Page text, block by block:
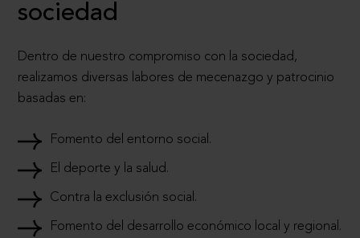
sociedad
Dentro de nuestro compromiso con la sociedad,
realizamos diversas labores de mecenazgo y patrocinio
basadas en:
Fomento del entorno social.
El deporte y la salud.
Contra la exclusión social.
Fomento del desarrollo económico local y regional.